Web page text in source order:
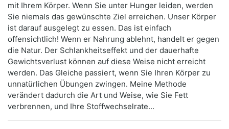
mit Ihrem Körper. Wenn Sie unter Hunger leiden, werden
Sie niemals das gewünschte Ziel erreichen. Unser Körper
ist darauf ausgelegt zu essen. Das ist einfach
offensichtlich! Wenn er Nahrung ablehnt, handelt er gegen
die Natur. Der Schlankheitseffekt und der dauerhafte
Gewichtsverlust können auf diese Weise nicht erreicht
werden. Das Gleiche passiert, wenn Sie Ihren Körper zu
unnatürlichen Übungen zwingen. Meine Methode
verändert dadurch die Art und Weise, wie Sie Fett
verbrennen, und Ihre Stoffwechselrate...